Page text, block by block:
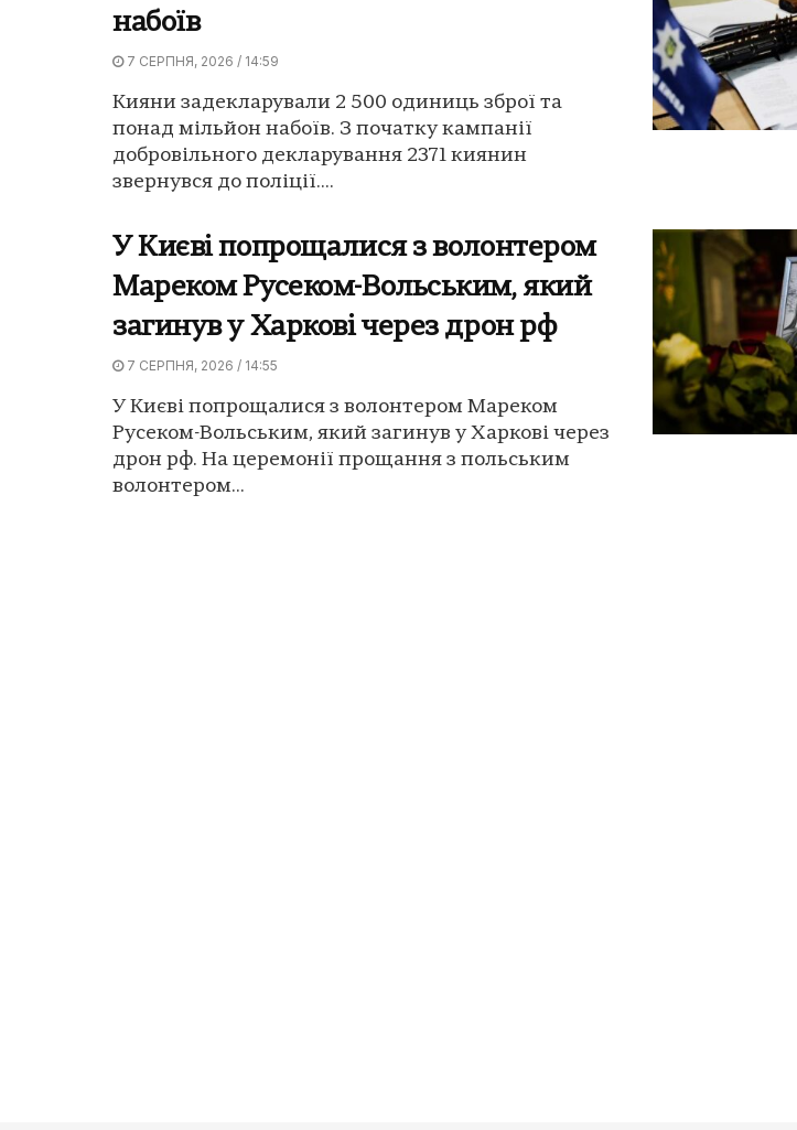
набоїв
7 СЕРПНЯ, 2026 / 14:59
Кияни задекларували 2 500 одиниць зброї та
понад мільйон набоїв. З початку кампанії
добровільного декларування 2371 киянин
звернувся до поліції....
У Києві попрощалися з волонтером
Мареком Русеком-Вольським, який
загинув у Харкові через дрон рф
7 СЕРПНЯ, 2026 / 14:55
У Києві попрощалися з волонтером Мареком
Русеком-Вольським, який загинув у Харкові через
дрон рф. На церемонії прощання з польським
волонтером...